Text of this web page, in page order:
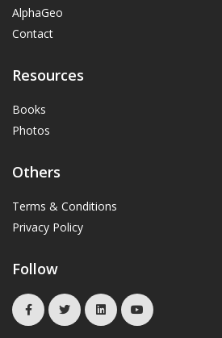
AlphaGeo
Contact
Resources
Books
Photos
Others
Terms & Conditions
Privacy Policy
Follow